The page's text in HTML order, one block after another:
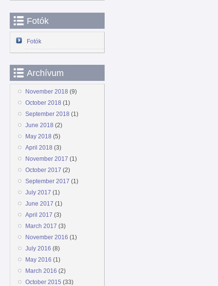
Fotók
Fotók
Archívum
November 2018 (9)
October 2018 (1)
September 2018 (1)
June 2018 (2)
May 2018 (5)
April 2018 (3)
November 2017 (1)
October 2017 (2)
September 2017 (1)
July 2017 (1)
June 2017 (1)
April 2017 (3)
March 2017 (3)
November 2016 (1)
July 2016 (8)
May 2016 (1)
March 2016 (2)
October 2015 (33)